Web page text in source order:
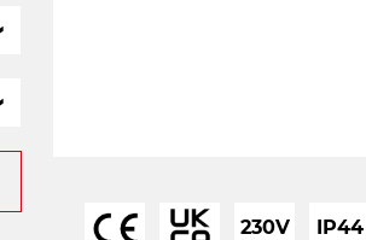
230V IP44